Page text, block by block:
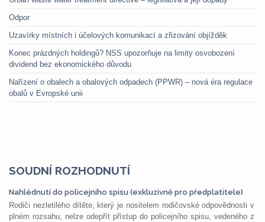
Odpor
Uzavírky místních i účelových komunikací a zřizování objížděk
Konec prázdných holdingů? NSS upozorňuje na limity osvobození
dividend bez ekonomického důvodu
Nařízení o obalech a obalových odpadech (PPWR) – nová éra regulace
obalů v Evropské unii
SOUDNÍ ROZHODNUTÍ
Nahlédnutí do policejního spisu (exkluzivně pro předplatitele)
Rodiči nezletilého dítěte, který je nositelem rodičovské odpovědnosti v
plném rozsahu, nelze odepřít přístup do policejního spisu, vedeného z